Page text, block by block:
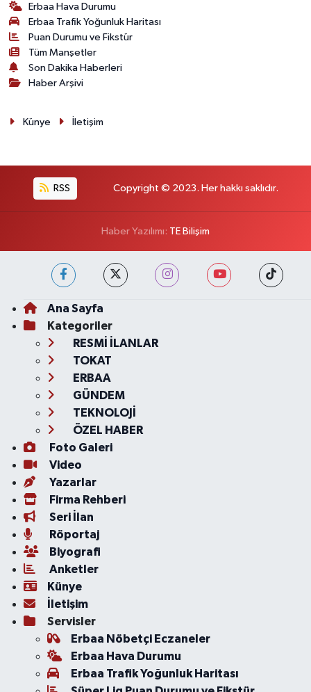
Erbaa Hava Durumu
Erbaa Trafik Yoğunluk Haritası
Puan Durumu ve Fikstür
Tüm Manşetler
Son Dakika Haberleri
Haber Arşivi
Künye İletişim
RSS Copyright © 2023. Her hakkı saklıdır.
Haber Yazılımı: TE Bilişim
Ana Sayfa
Kategoriler
RESMİ İLANLAR
TOKAT
ERBAA
GÜNDEM
TEKNOLOJİ
ÖZEL HABER
Foto Galeri
Video
Yazarlar
Firma Rehberi
Seri İlan
Röportaj
Biyografi
Anketler
Künye
İletişim
Servisler
Erbaa Nöbetçi Eczaneler
Erbaa Hava Durumu
Erbaa Trafik Yoğunluk Haritası